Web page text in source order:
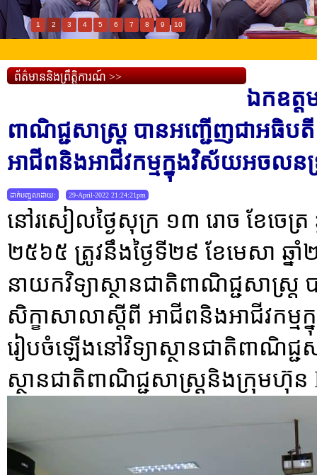
1 2 3 4 5 6 7 8 9 10
ព័ត៌មាននិងព្រឹត្តិការណ៍ >>
ឯកឧត្ត
ពាណិជ្ជសាស្រ្ត បានអញ្ជើញជាអធិបតី
អាជីពនិងអាជីវកម្មក្នុងវិស័យអចលន
ដាក់បញ្ចូលដោយ: 29-April-2022 21:24:21pm
នៅរសៀលថ្ងៃសុក្រ ១៣ រោច ខែចេត្រ
២៥៦៥ ត្រូវនឹងថ្ងៃទី២៩ ខែមេសា ឆ្
នាយកវិទ្យាស្ថានជាតិពាណិជ្ជសាស្រ្ត
សិក្ខាសាលាស្តីពី អាជីពនិងអាជីវកម្
រៀបចំឡើងនៅវិទ្យាស្ថានជាតិពាណិជ្ជស
ស្ថានជាតិពាណិជ្ជសាស្រ្តនិងក្រុមហ៊ុ